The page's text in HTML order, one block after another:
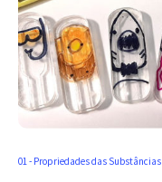
01 - Propriedades das Substâncias